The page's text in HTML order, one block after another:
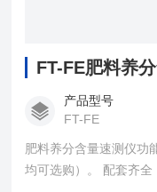
FT-FE肥料养
产品型号
FT-FE
肥料养分含量速测仪功
均可选购）。 配套齐全